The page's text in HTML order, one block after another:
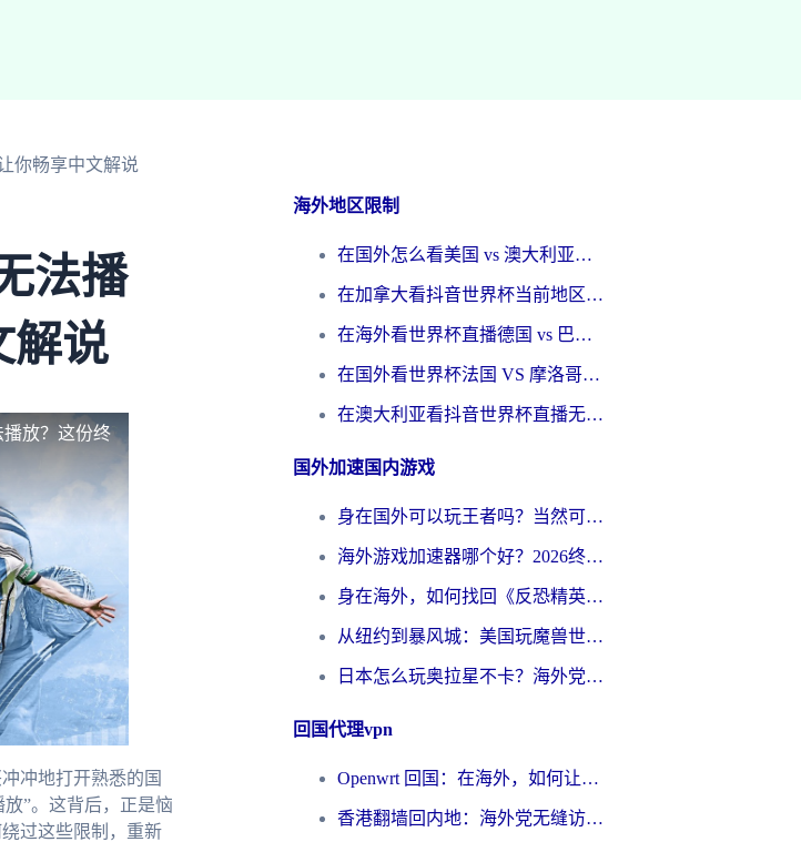
你畅享中文解说
法播
解说
放？这份终
冲地打开熟悉的国
”。这背后，正是恼
过这些限制，重新
海外地区限制
在国外怎么看美国 vs 澳大利亚世界杯直播？海外党必藏的中文解说观赛指南
在加拿大看抖音世界杯当前地区不可播放？海外党体育观赛终极指南
在海外看世界杯直播德国 vs 巴拉圭当前IP受限制？这篇指南帮你轻松解决地区限制
在国外看世界杯法国 VS 摩洛哥仅限中国大陆？别让地域限制拦下你的欢呼
在澳大利亚看抖音世界杯直播无法播放？海外党体育观赛终极指南来了！
国外加速国内游戏
身在国外可以玩王者吗？当然可以，但你需要这份“加速”指南
海外游戏加速器哪个好？2026终极指南帮你畅玩国服+解决卡顿难题
身在海外，如何找回《反恐精英：全球攻势》国服的丝滑手感？一份给你的终极指南
从纽约到暴风城：美国玩魔兽世界，如何找到你的最佳网络航线
日本怎么玩奥拉星不卡？海外党国服游戏加速器选择全攻略
回国代理vpn
Openwrt 回国：在海外，如何让家的网络触手可及
香港翻墙回内地：海外党无缝访问国内资源的加速器选择全攻略